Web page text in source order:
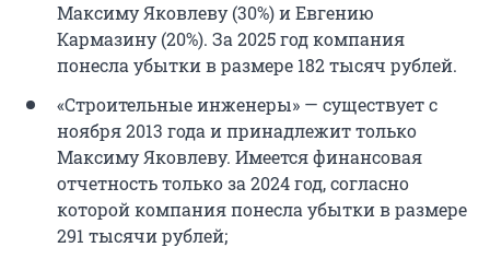
Максиму Яковлеву (30%) и Евгению
Кармазину (20%). За 2025 год компания
понесла убытки в размере 182 тысяч рублей.
«Строительные инженеры» — существует с
ноября 2013 года и принадлежит только
Максиму Яковлеву. Имеется финансовая
отчетность только за 2024 год, согласно
которой компания понесла убытки в размере
291 тысячи рублей;